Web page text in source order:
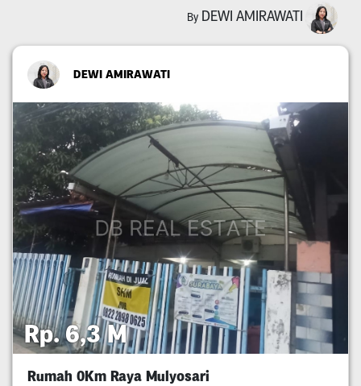
By DEWI AMIRAWATI
DEWI AMIRAWATI
Rp. 6,3 M
Rumah 0Km Raya Mulyosari